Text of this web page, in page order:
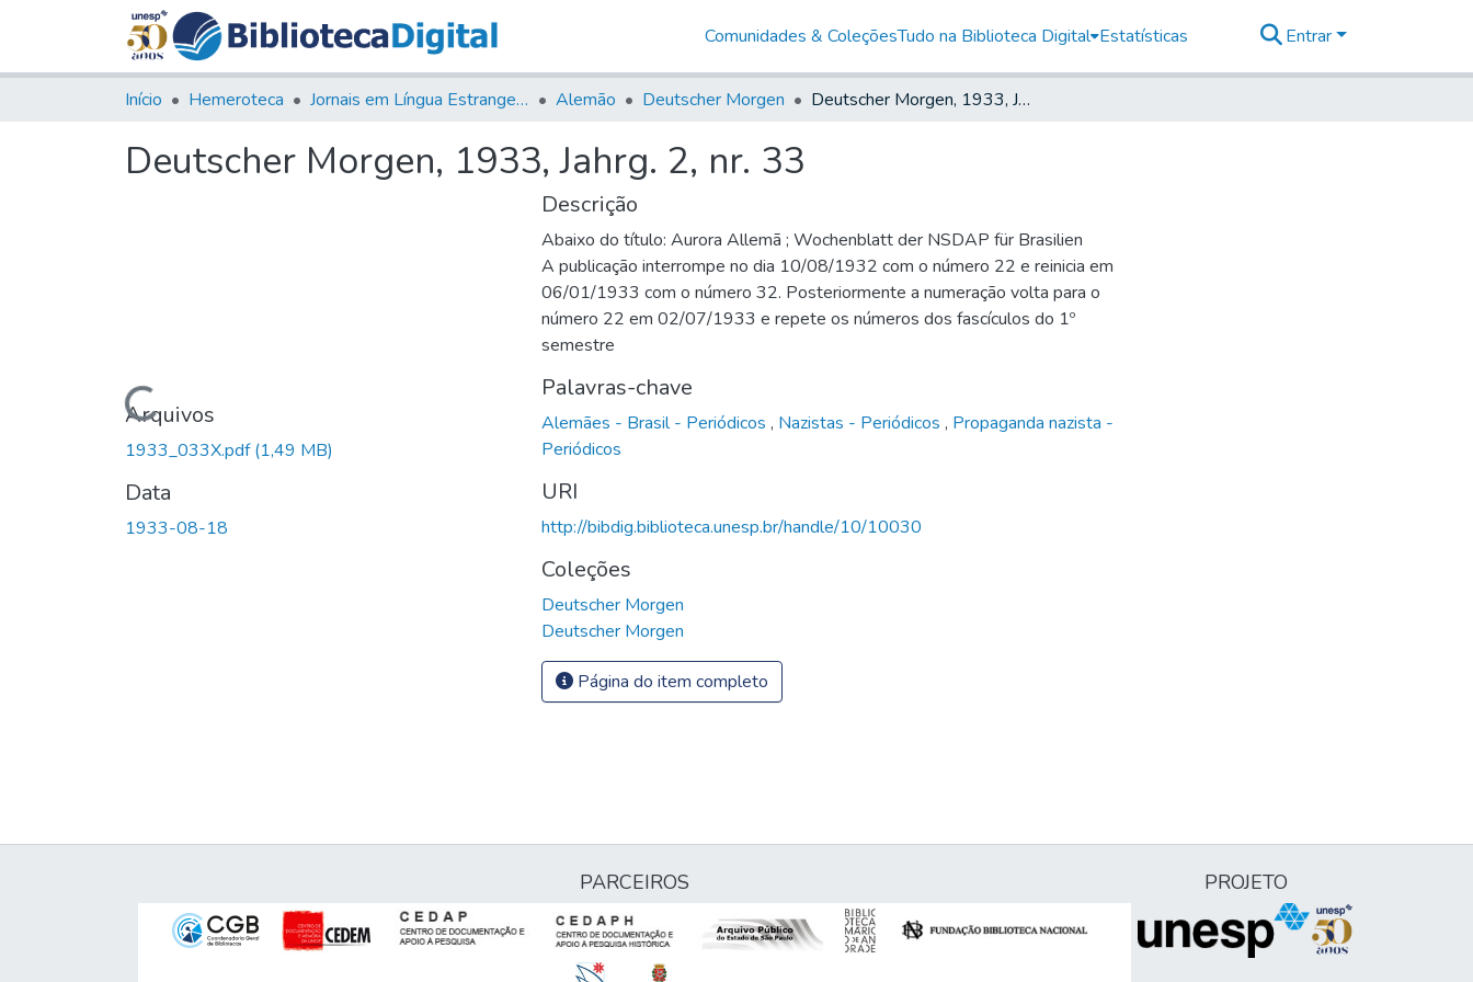
Comunidades & ColeçõesTudo na Biblioteca Digital Estatísticas Entrar
Início Hemeroteca Jornais em Língua Estrangeira Alemão Deutscher Morgen Deutscher Morgen, 1933, Jahrg. 2, nr. 33
Deutscher Morgen, 1933, Jahrg. 2, nr. 33
Carregando...
Arquivos
1933_033X.pdf(1,49 MB)
Data
1933-08-18
Descrição
Abaixo do título: Aurora Allemã ; Wochenblatt der NSDAP für Brasilien
A publicação interrompe no dia 10/08/1932 com o número 22 e reinicia em
06/01/1933 com o número 32. Posteriormente a numeração volta para o
número 22 em 02/07/1933 e repete os números dos fascículos do 1º
semestre
Palavras-chave
Alemães - Brasil - Periódicos , Nazistas - Periódicos , Propaganda nazista -
Periódicos
URI
http://bibdig.biblioteca.unesp.br/handle/10/10030
Coleções
Deutscher Morgen
Deutscher Morgen
Página do item completo
PARCEIROS PROJETO